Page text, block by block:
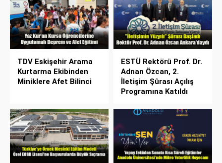
TDV Eskişehir Arama
Kurtarma Ekibinden
Miniklere Afet Bilinci
ESTÜ Rektörü Prof. Dr.
Adnan Özcan, 2.
İletişim Şûrası Açılış
Programına Katıldı